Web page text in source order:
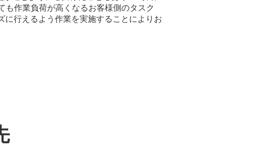
作業負荷が高くなるお客様側のタスク
に行えるよう作業を実施することによりお